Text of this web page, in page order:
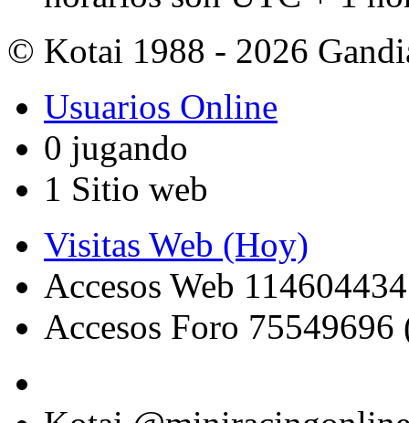
© Kotai 1988 - 2026
Usuarios Online
0 jugando
1 Sitio web
Visitas Web (Hoy)
Accesos Web
Accesos Foro 75549696